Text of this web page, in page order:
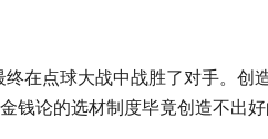
在点球大战中战胜了对手。创
钱论的选材制度毕竟创造不出